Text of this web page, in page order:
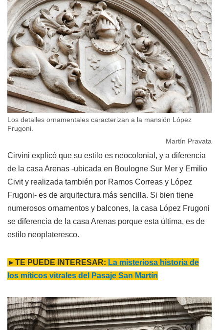
Los detalles ornamentales caracterizan a la mansión López
Frugoni.
Martín Pravata
Cirvini explicó que su estilo es neocolonial, y a diferencia
de la casa Arenas -ubicada en Boulogne Sur Mer y Emilio
Civit y realizada también por Ramos Correas y López
Frugoni- es de arquitectura más sencilla. Si bien tiene
numerosos ornamentos y balcones, la casa López Frugoni
se diferencia de la casa Arenas porque esta última, es de
estilo neoplateresco.
►TE PUEDE INTERESAR: La misteriosa historia de
los míticos vitrales del Pasaje San Martín